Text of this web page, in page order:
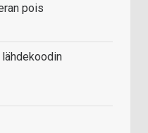
pois